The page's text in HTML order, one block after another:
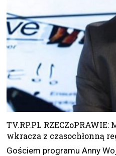
TV.RP.PL
wkracza z czasochłonną
Gościem programu Anny